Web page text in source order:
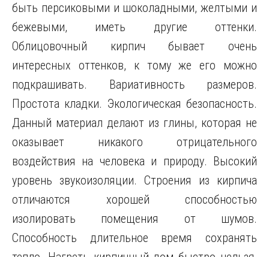
быть персиковыми и шоколадными, желтыми и
бежевыми, иметь другие оттенки.
Облицовочный кирпич бывает очень
интересных оттенков, к тому же его можно
подкрашивать. Вариативность размеров.
Простота кладки. Экологическая безопасность.
Данный материал делают из глины, которая не
оказывает никакого отрицательного
воздействия на человека и природу. Высокий
уровень звукоизоляции. Строения из кирпича
отличаются хорошей способностью
изолировать помещения от шумов.
Способность длительное время сохранять